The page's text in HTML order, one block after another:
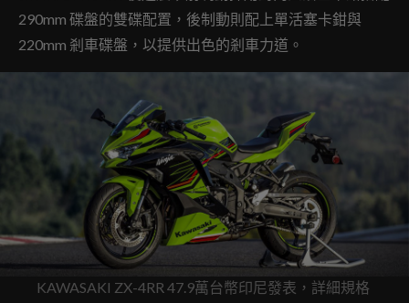
290mm 碟盤的雙碟配置，後制動則配上單活塞卡鉗與
220mm 剎車碟盤，以提供出色的剎車力道。
KAWASAKI ZX-4RR 47.9萬台幣印尼發表，詳細規格